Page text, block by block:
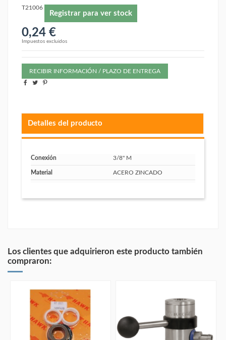
T21006
Registrar para ver stock
0,24 €
Impuestos excluidos
RECIBIR INFORMACIÓN / PLAZO DE ENTREGA
Detalles del producto
Conexión 3/8" M
Material ACERO ZINCADO
Los clientes que adquirieron este producto también
compraron: